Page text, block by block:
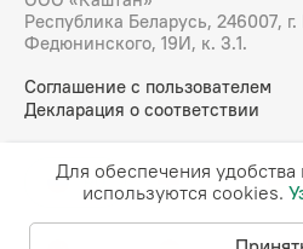
Республика Беларусь, 246007, г.
Федюнинского, 19И, к. 3.1.
Соглашение с пользователем
Декларация о соответствии
RU EN
Для обеспечения удобства
используются cookies.